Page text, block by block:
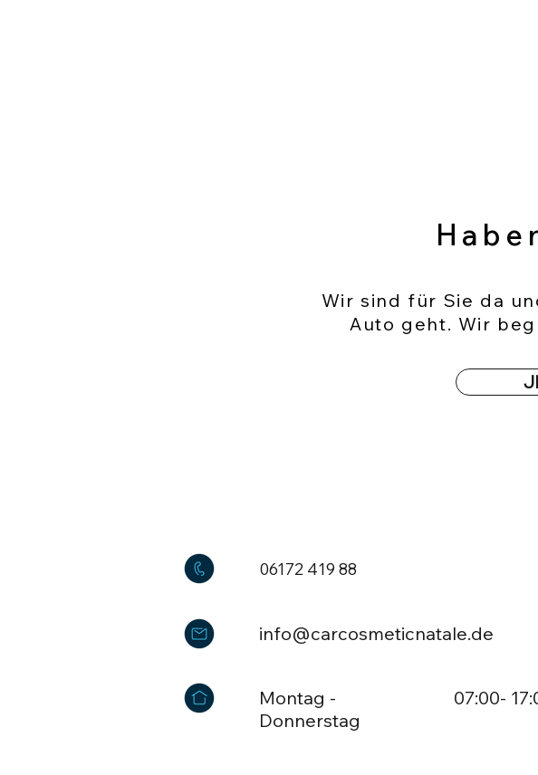
Wir sind für Sie da
Auto geht. Wir
06172 419 88
info@carcosmeticnatale.de
Montag -
Donnerstag
07:00-